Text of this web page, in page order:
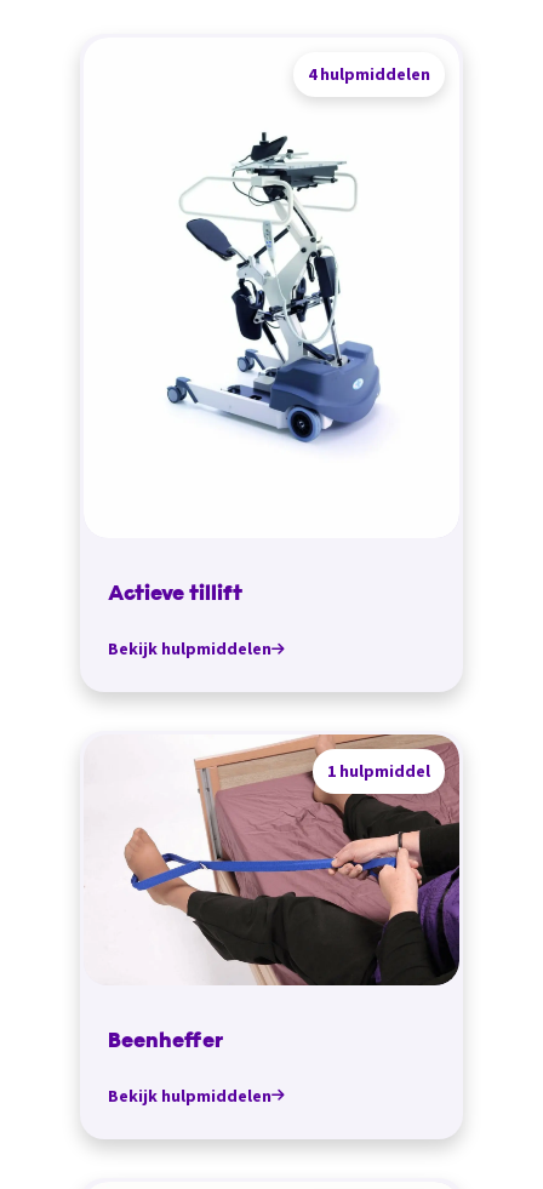
4 hulpmiddelen
Actieve tillift
Bekijk hulpmiddelen
1 hulpmiddel
Beenheffer
Bekijk hulpmiddelen